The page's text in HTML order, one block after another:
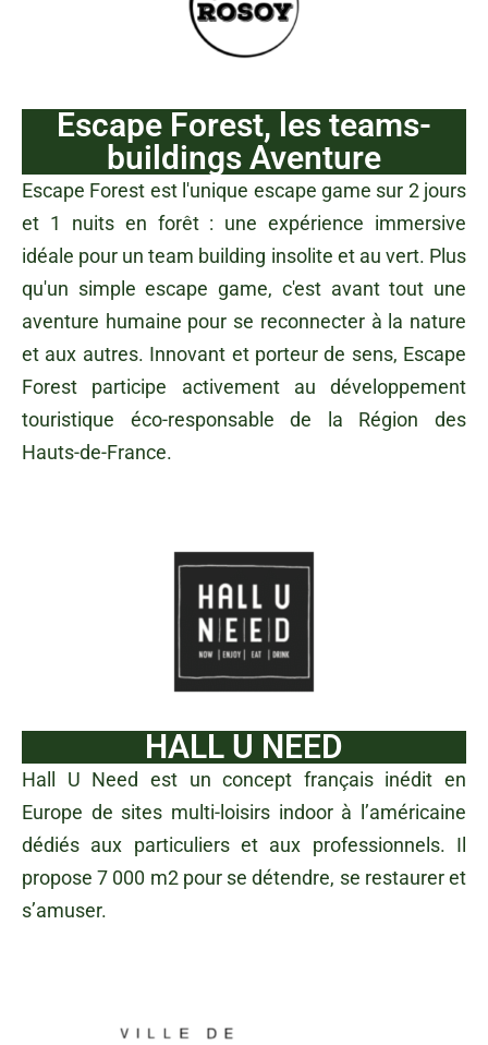
Escape Forest, les teams-
buildings Aventure
Escape Forest est l'unique escape game sur 2 jours
et 1 nuits en forêt : une expérience immersive
idéale pour un team building insolite et au vert. Plus
qu'un simple escape game, c'est avant tout une
aventure humaine pour se reconnecter à la nature
et aux autres. Innovant et porteur de sens, Escape
Forest participe activement au développement
touristique éco-responsable de la Région des
Hauts-de-France.
HALL U NEED
Hall U Need est un concept français inédit en
Europe de sites multi-loisirs indoor à l’américaine
dédiés aux particuliers et aux professionnels. Il
propose 7 000 m2 pour se détendre, se restaurer et
s’amuser.